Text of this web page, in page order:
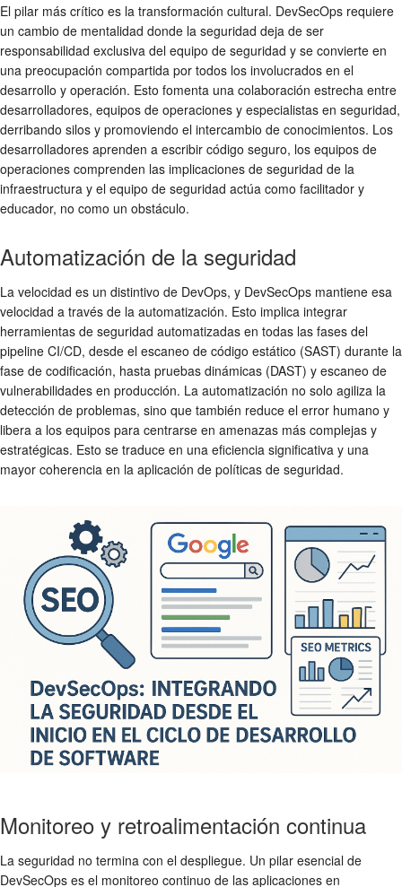
El pilar más crítico es la transformación cultural. DevSecOps requiere
un cambio de mentalidad donde la seguridad deja de ser
responsabilidad exclusiva del equipo de seguridad y se convierte en
una preocupación compartida por todos los involucrados en el
desarrollo y operación. Esto fomenta una colaboración estrecha entre
desarrolladores, equipos de operaciones y especialistas en seguridad,
derribando silos y promoviendo el intercambio de conocimientos. Los
desarrolladores aprenden a escribir código seguro, los equipos de
operaciones comprenden las implicaciones de seguridad de la
infraestructura y el equipo de seguridad actúa como facilitador y
educador, no como un obstáculo.
Automatización de la seguridad
La velocidad es un distintivo de DevOps, y DevSecOps mantiene esa
velocidad a través de la automatización. Esto implica integrar
herramientas de seguridad automatizadas en todas las fases del
pipeline CI/CD, desde el escaneo de código estático (SAST) durante la
fase de codificación, hasta pruebas dinámicas (DAST) y escaneo de
vulnerabilidades en producción. La automatización no solo agiliza la
detección de problemas, sino que también reduce el error humano y
libera a los equipos para centrarse en amenazas más complejas y
estratégicas. Esto se traduce en una eficiencia significativa y una
mayor coherencia en la aplicación de políticas de seguridad.
Monitoreo y retroalimentación continua
La seguridad no termina con el despliegue. Un pilar esencial de
DevSecOps es el monitoreo continuo de las aplicaciones en